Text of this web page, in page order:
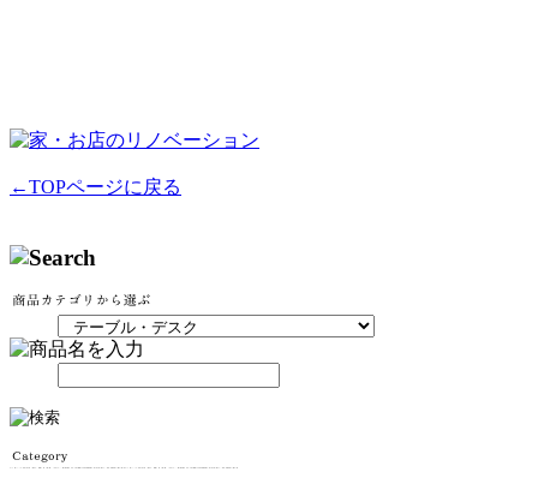
←TOPページに戻る